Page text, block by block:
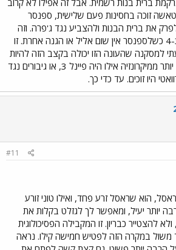
זוכה בחסינות פעם שלישית, ספנסר
את ברית הבנות ולהצביע נגד ג'פרה. וזה
מצליח, ג'פרה מודחת 4-3 כשלספנסר אין שום אליל או הגנה אחרת. זו
למסקנה שהעונה הזו יכולה בקצב הזה להיות
הכי טובה מכולן - אפילו יותר ממיקרונזיה אילו היה פיינל 3, או גיבורים נגד
היו זוכים. עד כדי כך.
#11
הוא שראסל זרע פחד, ואילו טוני זורע
יותר יעיל, ומאפשר לך לגזלט בקלות את
להצטייר כבריון. זו המקבילה הפסיכולוגית
במקרה הזה לפטיש חמישה קילו. נראה